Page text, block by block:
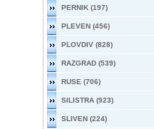
PERNIK (197)
PLEVEN (456)
PLOVDIV (828)
RAZGRAD (539)
RUSE (706)
SILISTRA (923)
SLIVEN (224)